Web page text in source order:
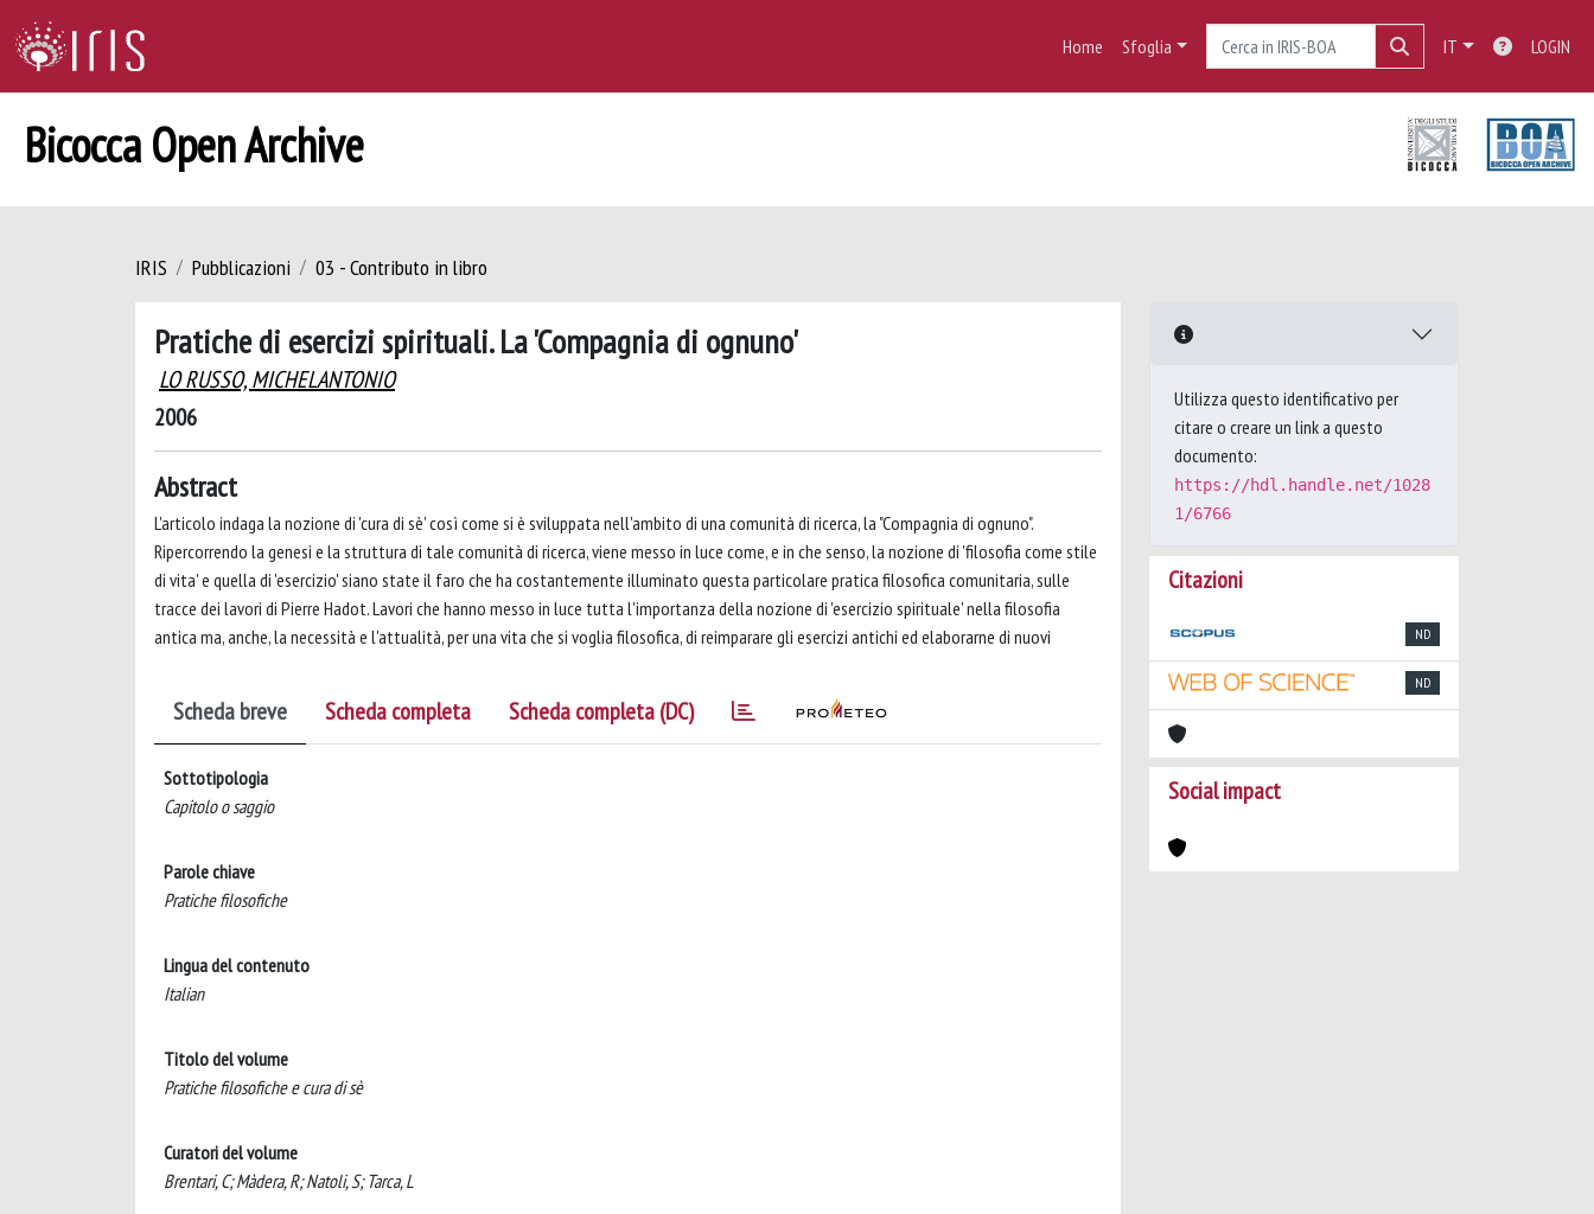
Home Sfoglia IT LOGIN
Bicocca Open Archive
IRIS Pubblicazioni 03 - Contributo in libro
Pratiche di esercizi spirituali. La 'Compagnia di ognuno'
LO RUSSO, MICHELANTONIO
2006
Abstract
L'articolo indaga la nozione di 'cura di sè' così come si è sviluppata nell'ambito di una comunità di ricerca, la "Compagnia di ognuno".
Ripercorrendo la genesi e la struttura di tale comunità di ricerca, viene messo in luce come, e in che senso, la nozione di 'filosofia come stile
di vita' e quella di 'esercizio' siano state il faro che ha costantemente illuminato questa particolare pratica filosofica comunitaria, sulle
tracce dei lavori di Pierre Hadot. Lavori che hanno messo in luce tutta l'importanza della nozione di 'esercizio spirituale' nella filosofia
antica ma, anche, la necessità e l'attualità, per una vita che si voglia filosofica, di reimparare gli esercizi antichi ed elaborarne di nuovi
Scheda breve Scheda completa Scheda completa (DC)
Sottotipologia
Capitolo o saggio
Parole chiave
Pratiche filosofiche
Lingua del contenuto
Italian
Titolo del volume
Pratiche filosofiche e cura di sè
Curatori del volume
Brentari, C; Màdera, R; Natoli, S; Tarca, L
Utilizza questo identificativo per
citare o creare un link a questo
documento:
https://hdl.handle.net/1028
1/6766
Citazioni
ND
ND
Social impact